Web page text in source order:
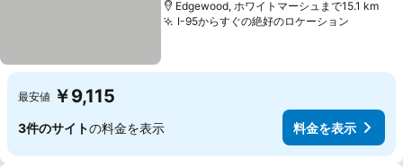
Edgewood, ホワイトマーシュまで15.1 km
I-95からすぐの絶好のロケーション
最安値 ￥9,115
3件のサイトの料金を表示 料金を表示